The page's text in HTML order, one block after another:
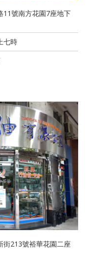
11號南方花園7座地下
七時
街213號裕華花園二座